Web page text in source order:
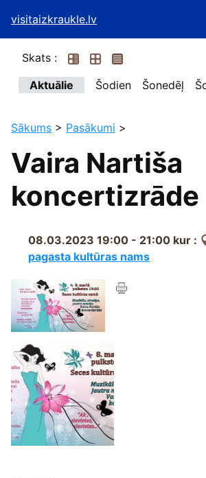
visitaizkraukle.lv
Skats :
Aktuālie
Šodien Šonedēļ
Sākums > Pasākumi >
Vaira Nartiša
koncertizrāde
08.03.2023 19:00 - 21:00 kur :
pagasta kultūras nams